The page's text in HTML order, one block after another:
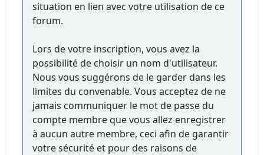
situation en lien avec votre utilisation de ce
forum.
Lors de votre inscription, vous avez la
possibilité de choisir un nom d'utilisateur.
Nous vous suggérons de le garder dans les
limites du convenable. Vous acceptez de ne
jamais communiquer le mot de passe du
compte membre que vous allez enregistrer
à aucun autre membre, ceci afin de garantir
votre sécurité et pour des raisons de